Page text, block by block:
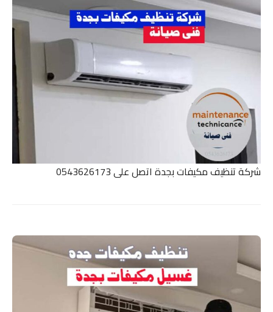
شركة تنظيف مكيفات بجدة اتصل على 0543626173